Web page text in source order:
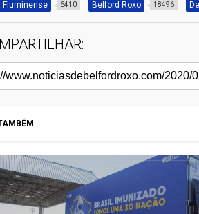
Fluminense 6410 Belford Roxo 18496